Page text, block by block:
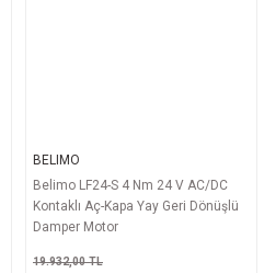
BELIMO
Belimo LF24-S 4 Nm 24 V AC/DC
Kontaklı Aç-Kapa Yay Geri Dönüşlü
Damper Motor
19.932,00 TL